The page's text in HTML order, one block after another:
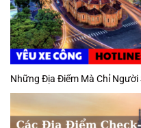
Những Địa Điểm Mà Chỉ Người